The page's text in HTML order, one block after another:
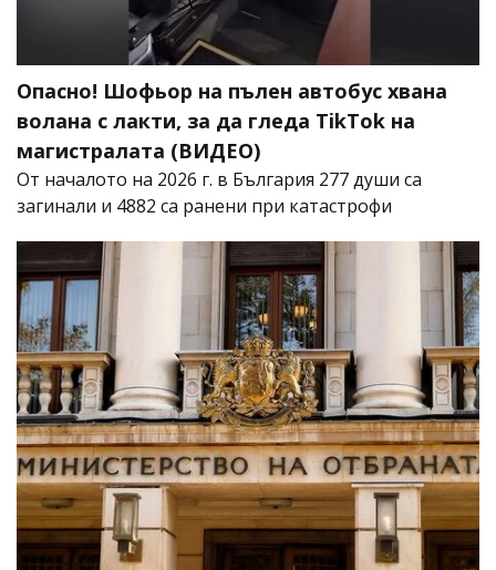
Опасно! Шофьор на пълен автобус хвана
волана с лакти, за да гледа TikTok на
магистралата (ВИДЕО)
От началото на 2026 г. в България 277 души са
загинали и 4882 са ранени при катастрофи